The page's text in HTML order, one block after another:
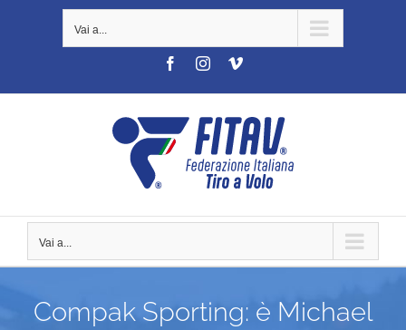
Vai a...
FacebookInstagramVimeo
Vai a...
Compak Sporting: è Michael